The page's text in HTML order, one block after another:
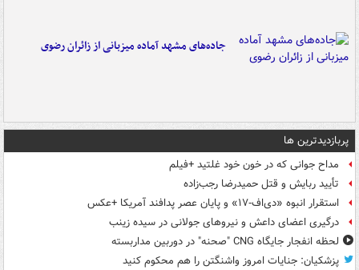
جاده‌های مشهد آماده میزبانی از زائران رضوی
پربازدیدترین ها
مداح جوانی که در خون خود غلتید +فیلم
تأیید ربایش و قتل حمیدرضا رجب‌زاده
استقرار انبوه «دی‌اف‑۱۷» و پایان عصر پدافند آمریکا +عکس
درگیری اعضای داعش و نیروهای جولانی در سیده زینب
لحظه انفجار جایگاه CNG "صحنه" در دوربین مداربسته
پزشکیان: جنایات امروز واشنگتن را هم محکوم کنید